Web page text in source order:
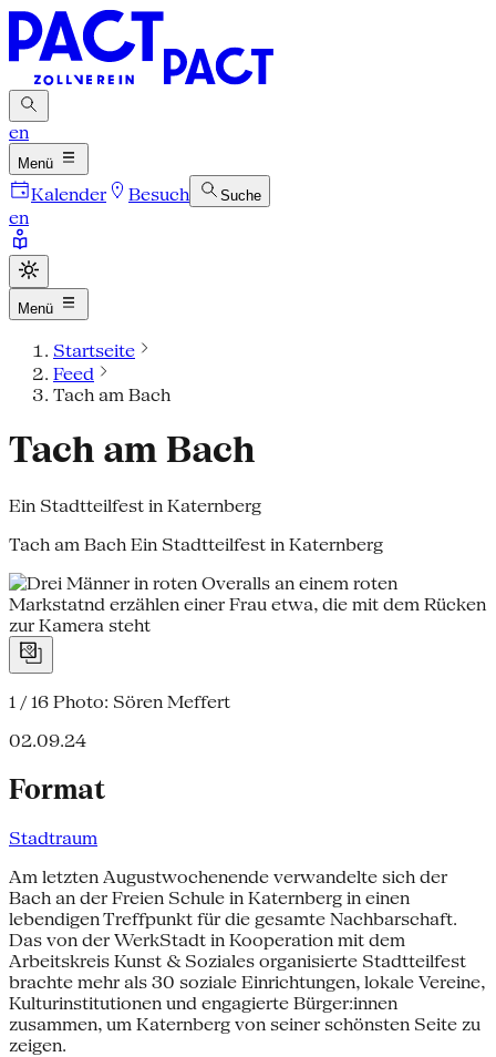
en
Menü
Kalender Besuch Suche
en
Menü
Startseite
Feed
Tach am Bach
Tach am Bach
Ein Stadtteilfest in Katernberg
Tach am Bach Ein Stadtteilfest in Katernberg
1 / 16 Photo: Sören Meffert
02.09.24
Format
Stadtraum
Am letzten Augustwochenende verwandelte sich der
Bach an der Freien Schule in Katernberg in einen
lebendigen Treffpunkt für die gesamte Nachbarschaft.
Das von der WerkStadt in Kooperation mit dem
Arbeitskreis Kunst & Soziales organisierte Stadtteilfest
brachte mehr als 30 soziale Einrichtungen, lokale Vereine,
Kulturinstitutionen und engagierte Bürger:innen
zusammen, um Katernberg von seiner schönsten Seite zu
zeigen.